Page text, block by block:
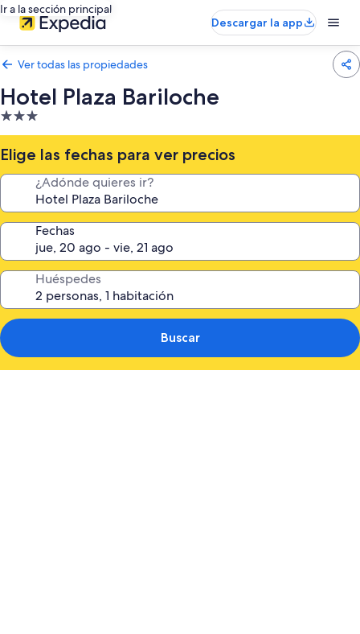
Ir a la sección principal
Descargar la app
Ver todas las propiedades
Hotel Plaza Bariloche
Propiedad
de
3.0
estrellas
Elige las fechas para ver precios
¿Adónde quieres ir?
Fechas
Huéspedes
Buscar